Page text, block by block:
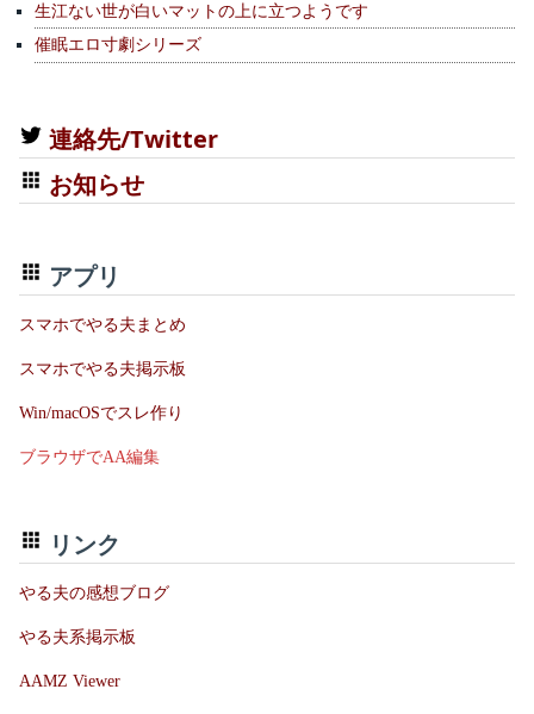
生江ない世が白いマットの上に立つようです
催眠エロ寸劇シリーズ
連絡先/Twitter
お知らせ
アプリ
スマホでやる夫まとめ
スマホでやる夫掲示板
Win/macOSでスレ作り
ブラウザでAA編集
リンク
やる夫の感想ブログ
やる夫系掲示板
AAMZ Viewer